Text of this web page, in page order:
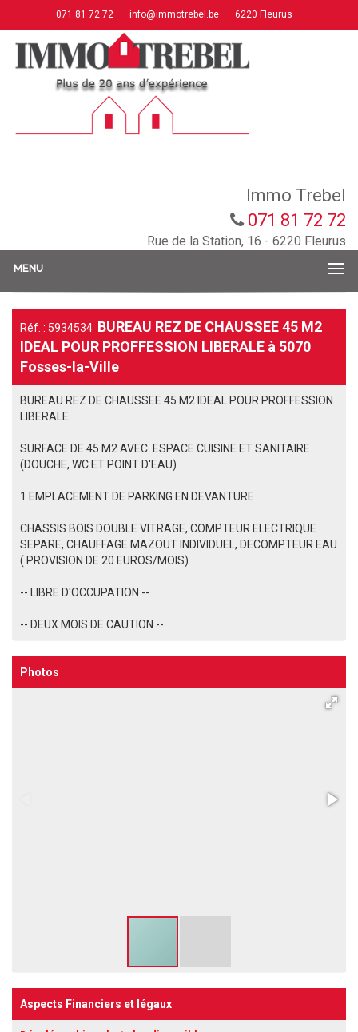
071 81 72 72 info@immotrebel.be 6220 Fleurus
Immo Trebel
071 81 72 72
Rue de la Station, 16 - 6220 Fleurus
MENU
Réf. : 5934534 BUREAU REZ DE CHAUSSEE 45 M2
IDEAL POUR PROFFESSION LIBERALE à 5070
Fosses-la-Ville
BUREAU REZ DE CHAUSSEE 45 M2 IDEAL POUR PROFFESSION
LIBERALE
SURFACE DE 45 M2 AVEC ESPACE CUISINE ET SANITAIRE
(DOUCHE, WC ET POINT D'EAU)
1 EMPLACEMENT DE PARKING EN DEVANTURE
CHASSIS BOIS DOUBLE VITRAGE, COMPTEUR ELECTRIQUE
SEPARE, CHAUFFAGE MAZOUT INDIVIDUEL, DECOMPTEUR EAU
( PROVISION DE 20 EUROS/MOIS)
-- LIBRE D'OCCUPATION --
-- DEUX MOIS DE CAUTION --
Photos
Aspects Financiers et légaux